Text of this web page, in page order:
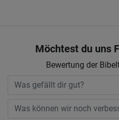
Möchtest du uns
Bewertung der